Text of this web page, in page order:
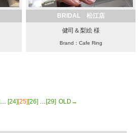
BRIDAL 松江店
健司＆梨絵 様
Brand：Cafe Ring
… [24][25][26] …[29] OLD→